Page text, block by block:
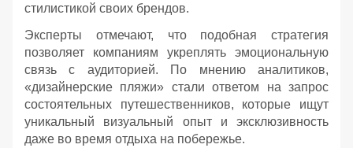
стилистикой своих брендов.
Эксперты отмечают, что подобная стратегия
позволяет компаниям укреплять эмоциональную
связь с аудиторией. По мнению аналитиков,
«дизайнерские пляжи» стали ответом на запрос
состоятельных путешественников, которые ищут
уникальный визуальный опыт и эксклюзивность
даже во время отдыха на побережье.